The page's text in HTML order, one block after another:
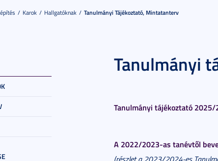
Karok Hallgatóknak Tanulmányi Tájékoztató, Mintatanterv
Tanulmányi
Tanulmányi tájékoztató
A 2022/2023-as tanévtől